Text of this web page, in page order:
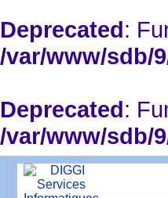
Deprecated:
/var/www/sdb/
Deprecated:
/var/www/sdb/